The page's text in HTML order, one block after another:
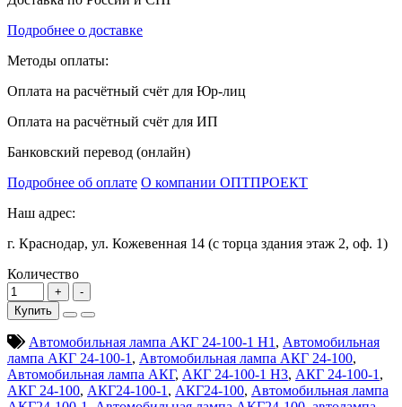
Подробнее о доставке
Методы оплаты:
Оплата на расчётный счёт для Юр-лиц
Оплата на расчётный счёт для ИП
Банковский перевод (онлайн)
Подробнее об оплате О компании ОПТПРОЕКТ
Наш адрес:
г. Краснодар, ул. Кожевенная 14 (с торца здания этаж 2, оф. 1)
Количество
Купить
Автомобильная лампа АКГ 24-100-1 Н1 , Автомобильная
лампа АКГ 24-100-1 , Автомобильная лампа АКГ 24-100,
Автомобильная лампа АКГ, АКГ 24-100-1 Н3, АКГ 24-100-1 ,
АКГ 24-100, АКГ24-100-1 , АКГ24-100, Автомобильная лампа